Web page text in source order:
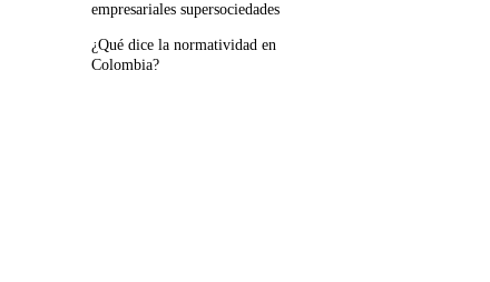
empresariales supersociedades
¿Qué dice la normatividad en
Colombia?